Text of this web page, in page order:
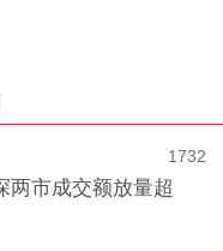
1732
两市成交额放量超